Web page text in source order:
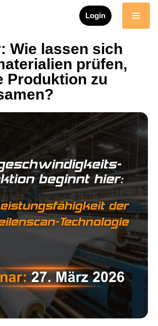
Login
Wie lassen sich
prüfen,
Produktion zu